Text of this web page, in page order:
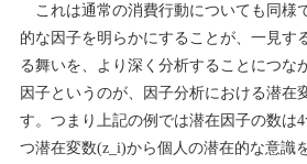
これは通常の消費行動についても同様
的な因子を明らかにすることが、一見す
る舞いを、より深く分析することにつな
因子というのが、因子分析における潜在
す。つまり上記の例では潜在因子の数は
つ潜在変数(z_i)から個人の潜在的な意識